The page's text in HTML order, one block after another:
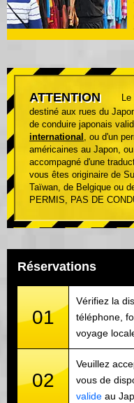
ATTENTION
destiné aux rues du
de conduire japonais
international , ou d'un
américaines au Japon,
accompagné d'une
vous êtes originaire de
Taïwan, de Belgique ou
PERMIS, PAS DE
Réservations
01
Vérifiez la
téléphone,
voyage
02
Veuillez
vous de
valide au